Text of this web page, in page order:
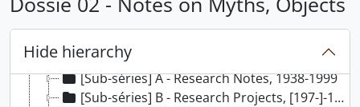
Hide hierarchy
[Fundo] 117 - Marjorie M. Halpin fonds (private records), 1924 - 2000, predominant 1966 - 2000
[Séries] 2 - Research Files, 1938-1999
[Sub-séries] A - Research Notes, 1938-1999
[Sub-séries] B - Research Projects, [197-]-1994